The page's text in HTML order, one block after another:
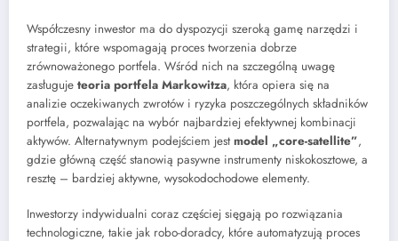
Współczesny inwestor ma do dyspozycji szeroką gamę narzędzi i
strategii, które wspomagają proces tworzenia dobrze
zrównoważonego portfela. Wśród nich na szczególną uwagę
zasługuje teoria portfela Markowitza, która opiera się na
analizie oczekiwanych zwrotów i ryzyka poszczególnych składników
portfela, pozwalając na wybór najbardziej efektywnej kombinacji
aktywów. Alternatywnym podejściem jestmodel „core-satellite”,
gdzie główną część stanowią pasywne instrumenty niskokosztowe, a
resztę – bardziej aktywne, wysokodochodowe elementy.
Inwestorzy indywidualni coraz częściej sięgają po rozwiązania
technologiczne, takie jak robo-doradcy, które automatyzują proces